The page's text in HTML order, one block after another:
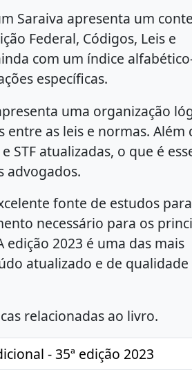
Saraiva apresenta um
Federal, Códigos, Leis e
com um índice
específicas.
uma organização
as leis e normas. Além
STF atualizadas, o que é
advogados.
fonte de estudos para
necessário para os
2023 é uma das mais
atualizado e de qualidade
relacionadas ao livro.
- 35ª edição 2023